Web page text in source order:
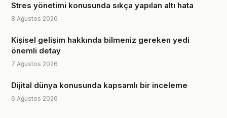
Stres yönetimi konusunda sıkça yapılan altı hata
8 Ağustos 2026
Kişisel gelişim hakkında bilmeniz gereken yedi
önemli detay
7 Ağustos 2026
Dijital dünya konusunda kapsamlı bir inceleme
6 Ağustos 2026